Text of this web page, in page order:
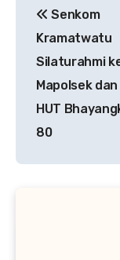
pos
Senkom
Kramatwatu
Silaturahmi
Mapolsek
HUT
80